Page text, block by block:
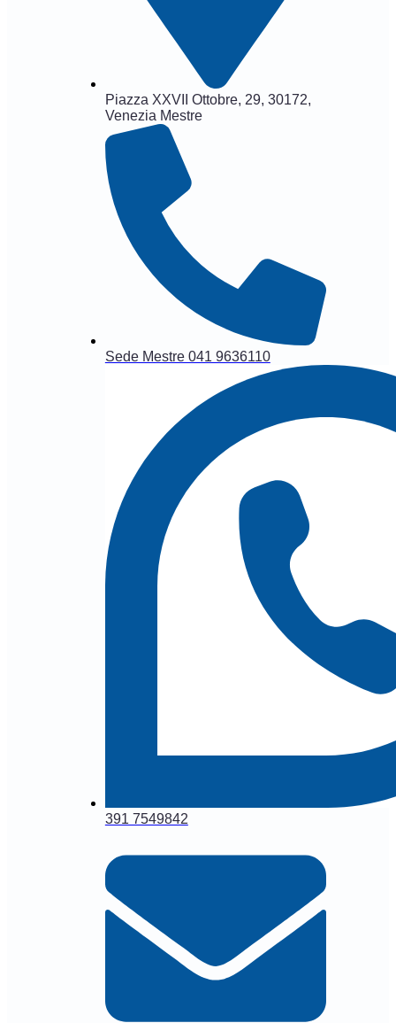
Piazza XXVII Ottobre, 29, 30172,
Venezia Mestre
Sede Mestre 041 9636110
391 7549842